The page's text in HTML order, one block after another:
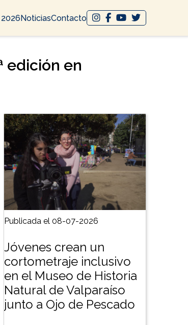
NoticiasContacto
edición en
Publicada el 08-07-2026
Jóvenes crean un
cortometraje inclusivo
en el Museo de Historia
Natural de Valparaíso
junto a Ojo de Pescado